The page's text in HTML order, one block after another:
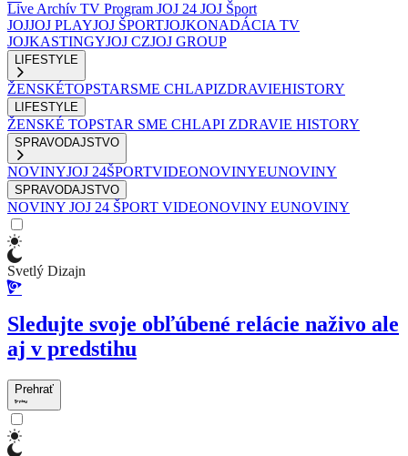
Live Archív TV Program JOJ 24 JOJ Šport
JOJJOJ PLAYJOJ ŠPORTJOJKONADÁCIA TV
JOJKASTINGYJOJ CZJOJ GROUP
LIFESTYLE
ŽENSKÉTOPSTARSME CHLAPIZDRAVIEHISTORY
LIFESTYLE
ŽENSKÉ TOPSTAR SME CHLAPI ZDRAVIE HISTORY
SPRAVODAJSTVO
NOVINYJOJ 24ŠPORTVIDEONOVINYEUNOVINY
SPRAVODAJSTVO
NOVINY JOJ 24 ŠPORT VIDEONOVINY EUNOVINY
Svetlý Dizajn
Sledujte svoje obľúbené relácie naživo ale
aj v predstihu
Prehrať